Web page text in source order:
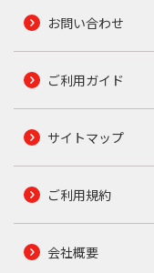
お問い合わせ
ご利用ガイド
サイトマップ
ご利用規約
会社概要